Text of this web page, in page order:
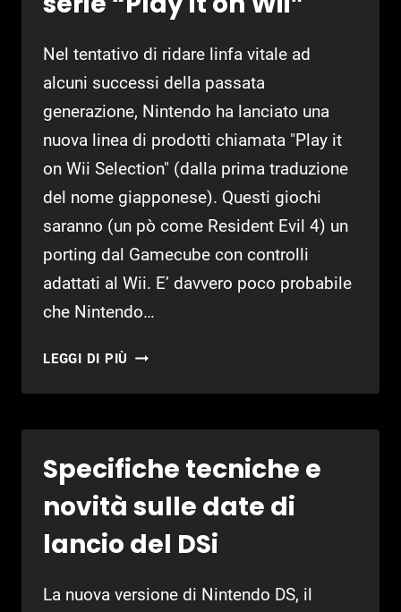
Nel tentativo di ridare linfa vitale ad
alcuni successi della passata
generazione, Nintendo ha lanciato una
nuova linea di prodotti chiamata "Play it
on Wii Selection" (dalla prima traduzione
del nome giapponese). Questi giochi
saranno (un pò come Resident Evil 4) un
porting dal Gamecube con controlli
adattati al Wii. E’ davvero poco probabile
che Nintendo…
LEGGI DI PIÙ NINTENDO
LA
IT
WII”
Specifiche tecniche e
novità sulle date di
lancio del DSi
La nuova versione di Nintendo DS, il